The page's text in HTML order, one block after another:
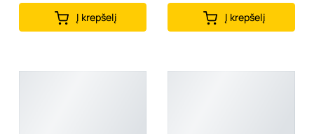
Į krepšelį Į krepšelį